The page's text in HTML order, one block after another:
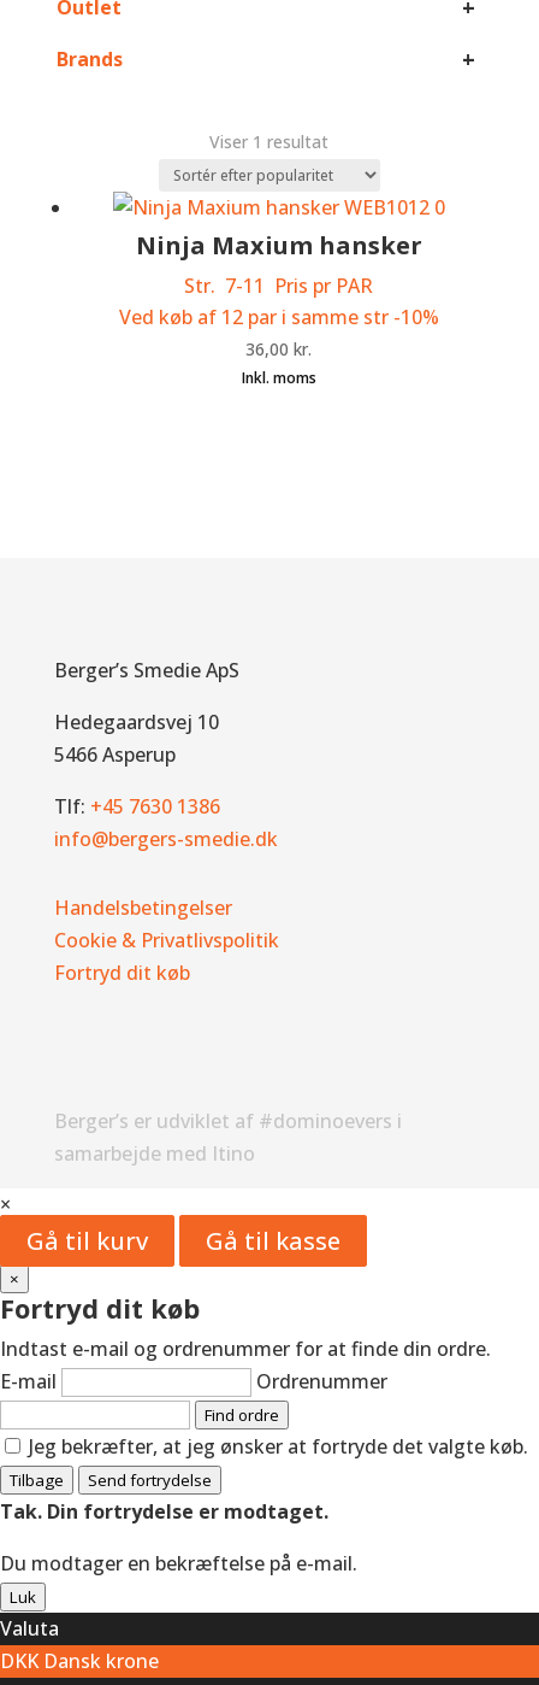
Outlet +
Brands +
Viser 1 resultat
Ninja Maxium hansker
Str. 7-11 Pris pr PAR
Ved køb af 12 par i samme str -10%
36,00kr.
Berger’s Smedie ApS
Hedegaardsvej 10
5466 Asperup
Tlf: +45 7630 1386
info@bergers-smedie.dk
Handelsbetingelser
Cookie & Privatlivspolitik
Fortryd dit køb
Berger’s er udviklet af #dominoevers i
samarbejde med Itino
×
Gå til kurv Gå til kasse
×
Fortryd dit køb
Indtast e-mail og ordrenummer for at finde din ordre.
E-mail
Ordrenummer
Find ordre
Jeg bekræfter, at jeg ønsker at fortryde det valgte køb.
Tilbage Send fortrydelse
Tak. Din fortrydelse er modtaget.
Du modtager en bekræftelse på e-mail.
Luk
Valuta
DKK Dansk krone